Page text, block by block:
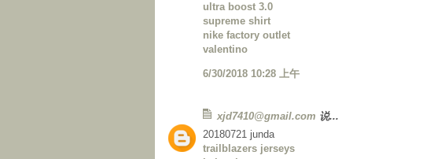
ultra boost 3.0
supreme shirt
nike factory outlet
valentino
6/30/2018 10:28 上午
xjd7410@gmail.com 说...
20180721 junda
trailblazers jerseys